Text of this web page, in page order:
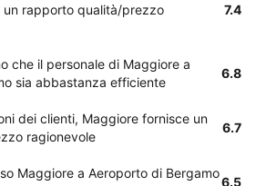
un rapporto qualità/prezzo
7.4
che il personale di Maggiore a
sia abbastanza efficiente
6.8
dei clienti, Maggiore fornisce un
ragionevole
6.7
Maggiore a Aeroporto di Bergamo
6.5